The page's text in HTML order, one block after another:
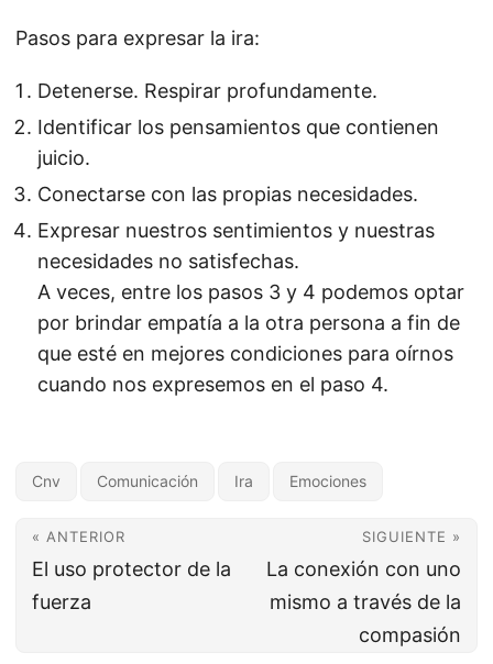
Pasos para expresar la ira:
Detenerse. Respirar profundamente.
Identificar los pensamientos que contienen
juicio.
Conectarse con las propias necesidades.
Expresar nuestros sentimientos y nuestras
necesidades no satisfechas.
A veces, entre los pasos 3 y 4 podemos optar
por brindar empatía a la otra persona a fin de
que esté en mejores condiciones para oírnos
cuando nos expresemos en el paso 4.
Cnv Comunicación Ira Emociones
« ANTERIOR
El uso protector de la
fuerza
SIGUIENTE »
La conexión con uno
mismo a través de la
compasión